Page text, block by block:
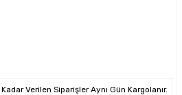
Verilen Siparişler Aynı Gün Kargolanır.